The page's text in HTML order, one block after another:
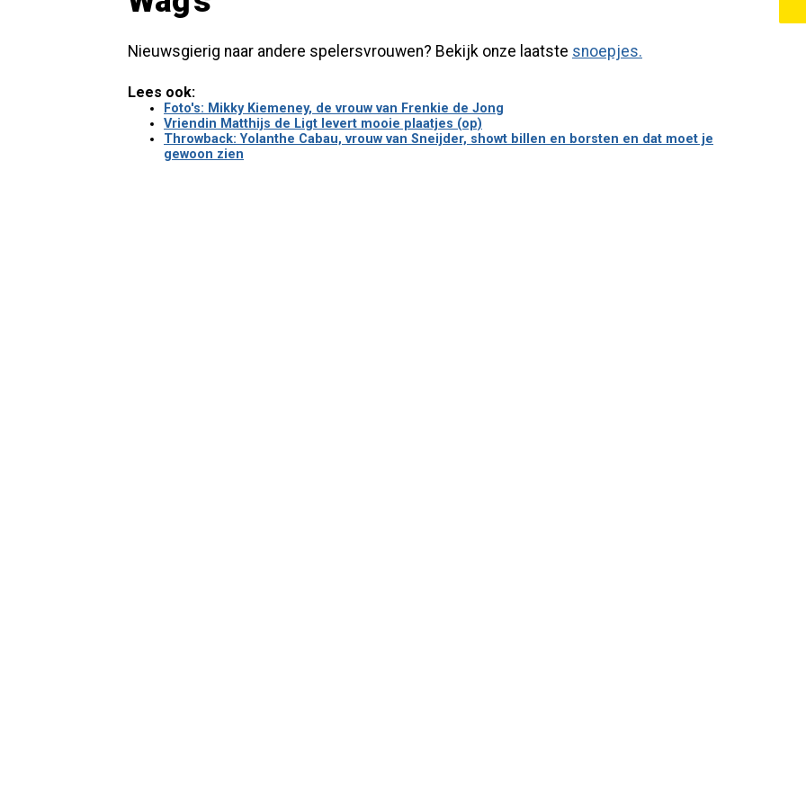
Nieuwsgierig naar andere spelersvrouwen? Bekijk onze laatste snoepjes.
Lees ook:
Foto's: Mikky Kiemeney, de vrouw van Frenkie de Jong
Vriendin Matthijs de Ligt levert mooie plaatjes (op)
Throwback: Yolanthe Cabau, vrouw van Sneijder, showt billen en borsten en dat moet je
gewoon zien